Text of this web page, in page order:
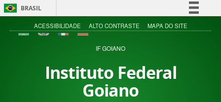
BRASIL
Simplifique!
Acesso à informação
ACESSIBILIDADE ALTO CONTRASTE MAPA DO SITE
IF GOIANO
Instituto Federal
Goiano